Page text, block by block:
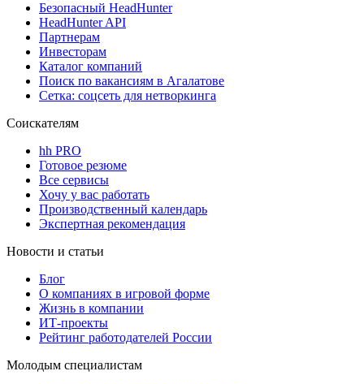
Безопасный HeadHunter
HeadHunter API
Партнерам
Инвесторам
Каталог компаний
Поиск по вакансиям в Агалатове
Сетка: соцсеть для нетворкинга
Соискателям
hh PRO
Готовое резюме
Все сервисы
Хочу у вас работать
Производственный календарь
Экспертная рекомендация
Новости и статьи
Блог
О компаниях в игровой форме
Жизнь в компании
ИТ-проекты
Рейтинг работодателей России
Молодым специалистам